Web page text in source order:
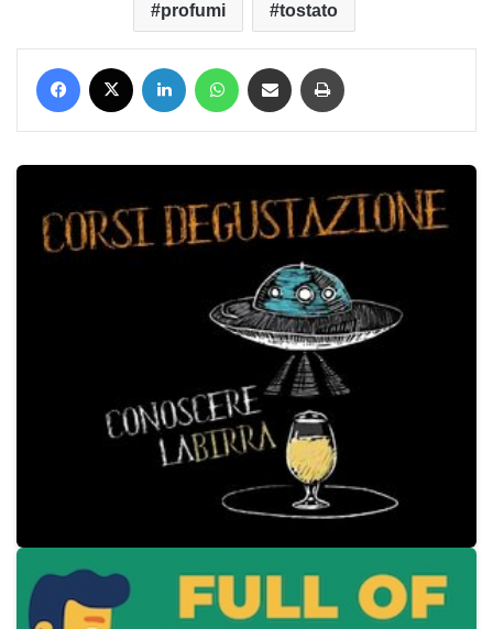
profumi tostato
Facebook LinkedIn WhatsApp Condividi via mail